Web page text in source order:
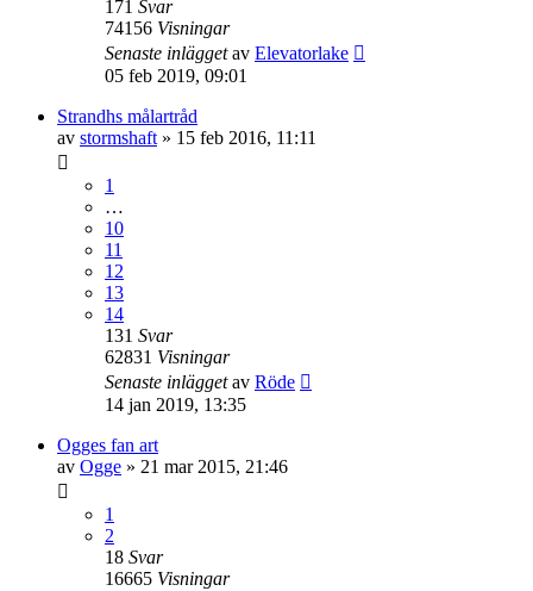
171 Svar
74156 Visningar
Senaste inläggetav Elevatorlake
05 feb 2019, 09:01
Strandhs målartråd
av stormshaft » 15 feb 2016, 11:11
1
…
10
11
12
13
14
131 Svar
62831 Visningar
Senaste inläggetav Röde
14 jan 2019, 13:35
Ogges fan art
av Ogge » 21 mar 2015, 21:46
1
2
18 Svar
16665 Visningar